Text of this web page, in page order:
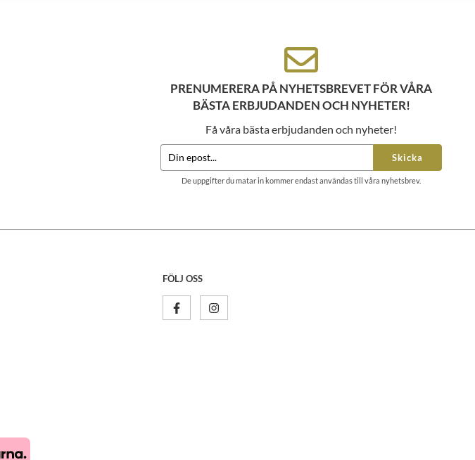
PRENUMERERA PÅ NYHETSBREVET FÖR VÅRA
BÄSTA ERBJUDANDEN OCH NYHETER!
Få våra bästa erbjudanden och nyheter!
Skicka
De uppgifter du matar in kommer endast användas till våra nyhetsbrev.
FÖLJ OSS